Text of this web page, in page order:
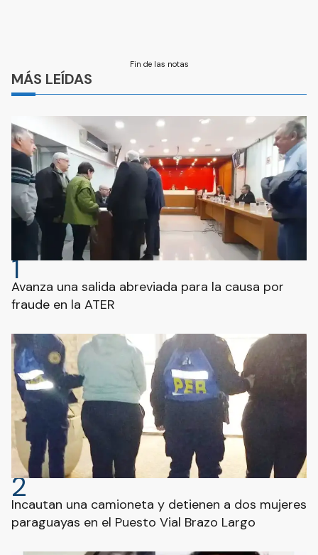
Fin de las notas
MÁS LEÍDAS
1
Avanza una salida abreviada para la causa por
fraude en la ATER
2
Incautan una camioneta y detienen a dos mujeres
paraguayas en el Puesto Vial Brazo Largo